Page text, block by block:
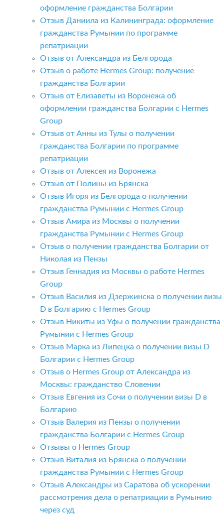
оформление гражданства Болгарии
Отзыв Даниила из Калининграда: оформление
гражданства Румынии по программе
репатриации
Отзыв от Александра из Белгорода
Отзыв о работе Hermes Group: получение
гражданства Болгарии
Отзыв от Елизаветы из Воронежа об
оформлении гражданства Болгарии с Hermes
Group
Отзыв от Анны из Тулы о получении
гражданства Болгарии по программе
репатриации
Отзыв от Алексея из Воронежа
Отзыв от Полины из Брянска
Отзыв Игоря из Белгорода о получении
гражданства Румынии с Hermes Group
Отзыв Амира из Москвы о получении
гражданства Румынии с Hermes Group
Отзыв о получении гражданства Болгарии от
Николая из Пензы
Отзыв Геннадия из Москвы о работе Hermes
Group
Отзыв Василия из Дзержинска о получении визы
D в Болгарию с Hermes Group
Отзыв Никиты из Уфы о получении гражданства
Румынии с Hermes Group
Отзыв Марка из Липецка о получении визы D
Болгарии с Hermes Group
Отзыв о Hermes Group от Александра из
Москвы: гражданство Словении
Отзыв Евгения из Сочи о получении визы D в
Болгарию
Отзыв Валерия из Пензы о получении
гражданства Болгарии с Hermes Group
Отзывы о Hermes Group
Отзыв Виталия из Брянска о получении
гражданства Румынии с Hermes Group
Отзыв Александры из Саратова об ускорении
рассмотрения дела о репатриации в Румынию
через суд